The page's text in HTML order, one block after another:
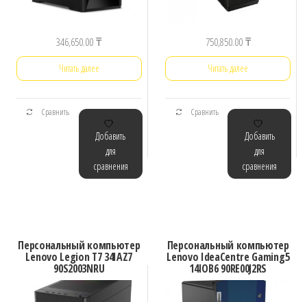
346,650.00₸
Читать далее
Сравнить
Добавить
для
сравнения
750,850.00₸
Читать далее
Сравнить
Добавить
для
сравнения
Персональный компьютер
Lenovo Legion T7 34IAZ7
90S2003NRU
Персональный компьютер
Lenovo IdeaCentre Gaming5
14IOB6 90RE00J2RS